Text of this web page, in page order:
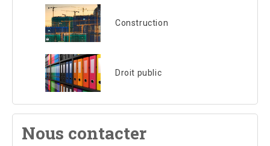
Construction
Droit public
Nous contacter